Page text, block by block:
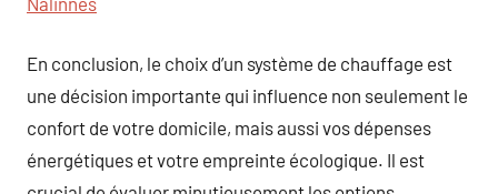
En conclusion, le choix d’un système de chauffage est
une décision importante qui influence non seulement le
confort de votre domicile, mais aussi vos dépenses
énergétiques et votre empreinte écologique. Il est